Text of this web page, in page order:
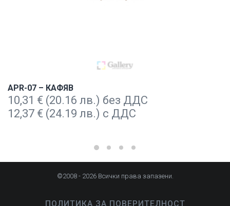
APR-07 – КАФЯВ
10,31 € (20.16 лв.) без ДДС
12,37 € (24.19 лв.) с ДДС
©2008 - 2026 Всички права запазени.
ПОЛИТИКА ЗА ПОВЕРИТЕЛНОСТ